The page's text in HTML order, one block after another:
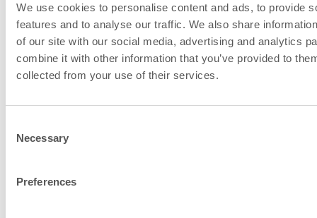
We use cookies to personalise content and ads, to provide
features and to analyse our traffic. We also share
of our site with our social media, advertising and analytics
combine it with other information that you’ve provided to
collected from your use of their services.
Selection
Necessary
Preferences
Paloilman tuonti lattian
alta, liitoskoko, ø mm
150
Savukaasun keskilämpötila
°C
Savukaasun
Savukaasun lämpötila